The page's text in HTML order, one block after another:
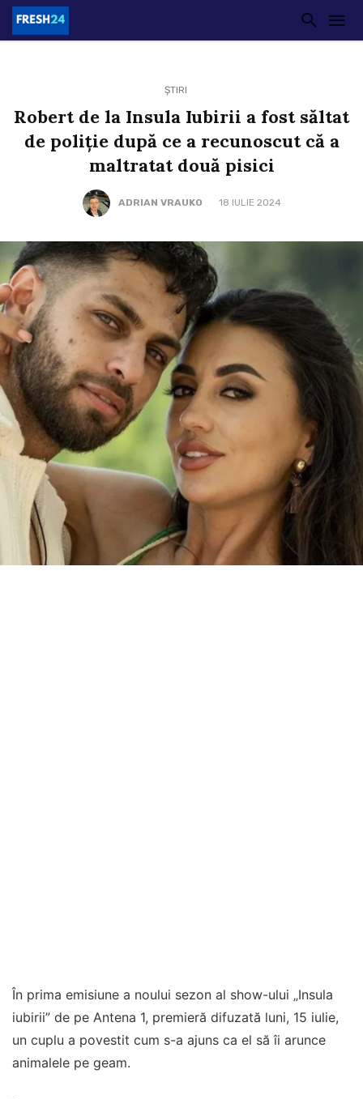
ȘTIRI
Robert de la Insula Iubirii a fost săltat
de poliție după ce a recunoscut că a
maltratat două pisici
ADRIAN VRAUKO 18 IULIE 2024
În prima emisiune a noului sezon al show-ului „Insula
iubirii” de pe Antena 1, premieră difuzată luni, 15 iulie,
un cuplu a povestit cum s-a ajuns ca el să îi arunce
animalele pe geam.